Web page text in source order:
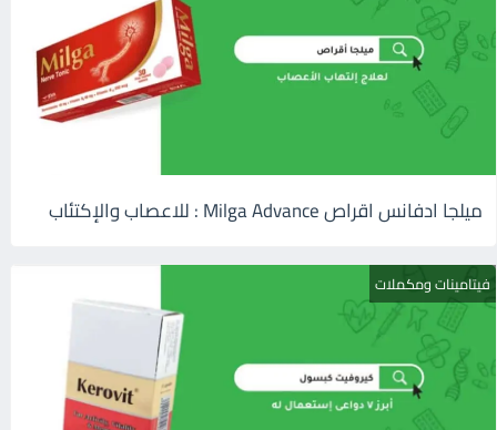
ميلجا ادفانس اقراص Milga Advance : للاعصاب والإكتئاب
فيتامينات ومكملات